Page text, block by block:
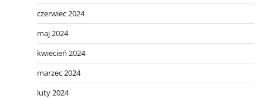
czerwiec 2024
maj 2024
kwiecień 2024
marzec 2024
luty 2024